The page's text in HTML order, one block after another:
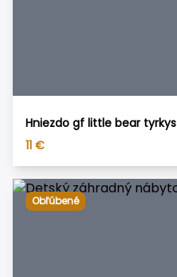
Hniezdo gf little bear tyrkys
11 €
Obľúbené